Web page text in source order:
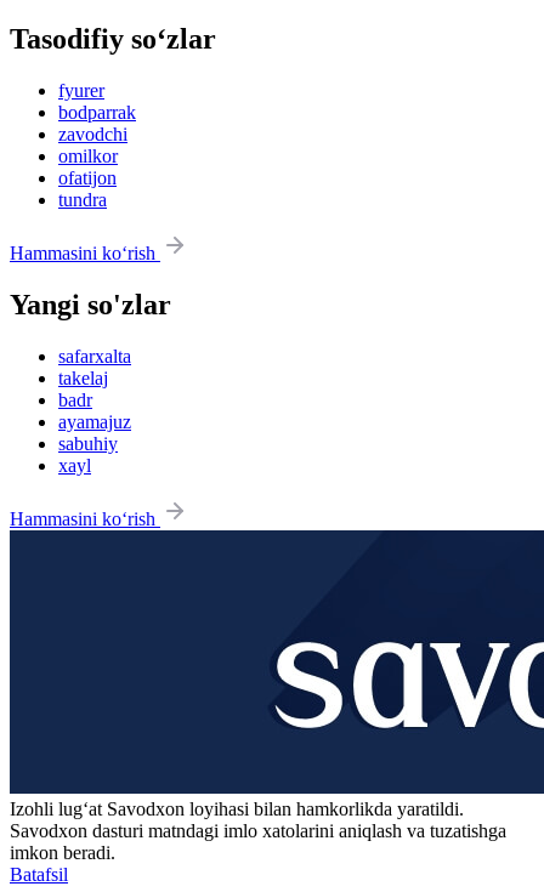
Tasodifiy so‘zlar
fyurer
bodparrak
zavodchi
omilkor
ofatijon
tundra
Hammasini ko‘rish
Yangi so'zlar
safarxalta
takelaj
badr
ayamajuz
sabuhiy
xayl
Hammasini ko‘rish
Izohli lugʻat Savodxon loyihasi bilan hamkorlikda yaratildi.
Savodxon dasturi matndagi imlo xatolarini aniqlash va tuzatishga
imkon beradi.
Batafsil